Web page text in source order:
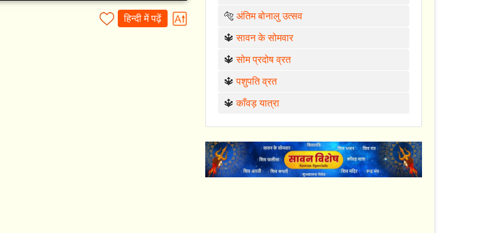
हिन्दी में पढ़ें 🐅अंतिम बोनालु उत्सव
🔱सावन के सोमवार
🔱सोम प्रदोष व्रत
🔱पशुपति व्रत
🔱काँवड़ यात्रा